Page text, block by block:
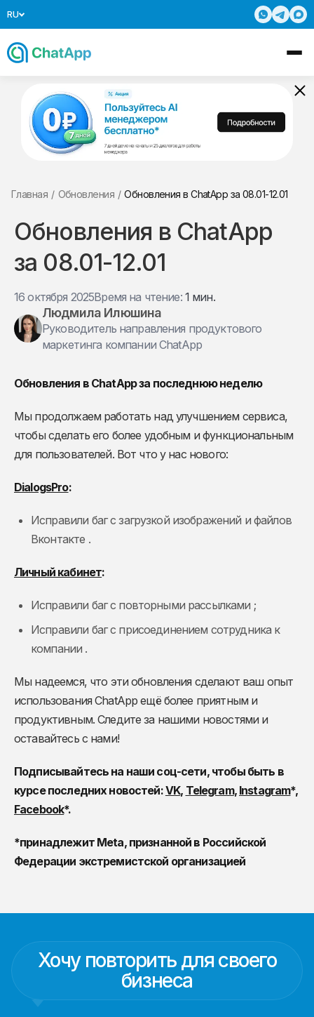
RU
Главная / Обновления / Обновления в ChatApp за 08.01-12.01
Обновления в ChatApp
за 08.01-12.01
16 октября 2025Время на чтение: 1 мин.
Людмила Илюшина
Руководитель направления продуктового
маркетинга компании ChatApp
Обновления в ChatApp за последнюю неделю
Мы продолжаем работать над улучшением сервиса,
чтобы сделать его более удобным и функциональным
для пользователей. Вот что у нас нового:
DialogsPro:
Исправили баг с загрузкой изображений и файлов
Вконтакте .
Личный кабинет:
Исправили баг с повторными рассылками ;
Исправили баг с присоединением сотрудника к
компании .
Мы надеемся, что эти обновления сделают ваш опыт
использования ChatApp ещё более приятным и
продуктивным. Следите за нашими новостями и
оставайтесь с нами!
Подписывайтесь на наши соц-сети, чтобы быть в
курсе последних новостей:VK, Telegram, Instagram*,
Facebook*.
*принадлежит Meta, признанной в Российской
Федерации экстремистской организацией
Хочу повторить для своего
бизнеса